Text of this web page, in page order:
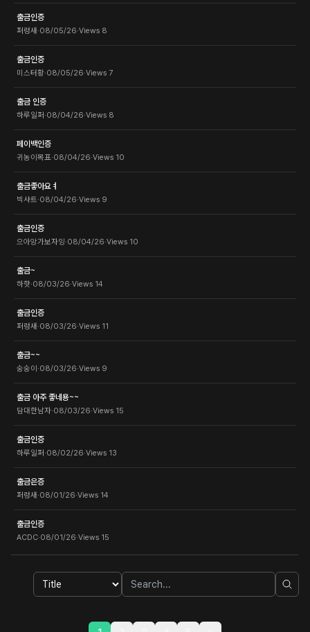
출금인증
퍼렁새 ·08/05/26·Views 8
출금인증
미스터황·08/05/26·Views 7
출금 인증
하루일퍼·08/04/26·Views 8
페이백인증
귀농이목표·08/04/26·Views 10
출금좋아요ㅕ
빅샤트·08/04/26·Views 9
출금인증
으아앙가보자잉·08/04/26·Views 10
출금~
하핫·08/03/26·Views 14
출금인증
퍼렁새 ·08/03/26·Views 11
출금~~
숭숭이·08/03/26·Views 9
출금 아주 좋네용~~
담대한남자·08/03/26·Views 15
출금인증
하루일퍼·08/02/26·Views 13
출금은증
퍼렁새 ·08/01/26·Views 14
출금인증
ACDC·08/01/26·Views 15